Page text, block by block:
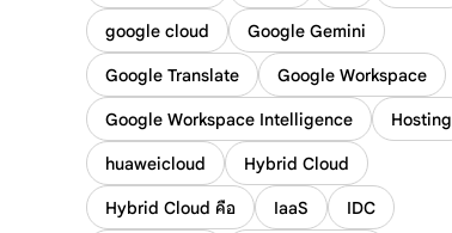
google cloud Google Gemini
Google Translate Google Workspace
Google Workspace Intelligence Hosting
huaweicloud Hybrid Cloud
Hybrid Cloud คือ IaaS IDC